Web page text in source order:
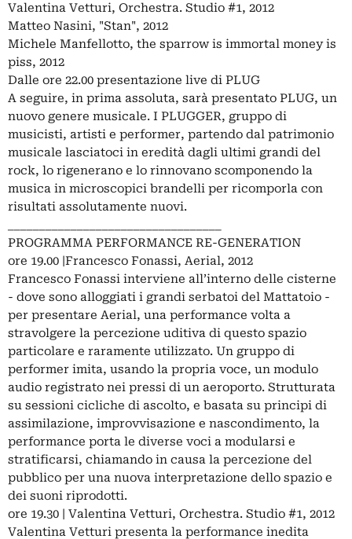
Valentina Vetturi, Orchestra. Studio #1, 2012
Matteo Nasini, "Stan", 2012
Michele Manfellotto, the sparrow is immortal money is
piss, 2012
Dalle ore 22.00 presentazione live di PLUG
A seguire, in prima assoluta, sarà presentato PLUG, un
nuovo genere musicale. I PLUGGER, gruppo di
musicisti, artisti e performer, partendo dal patrimonio
musicale lasciatoci in eredità dagli ultimi grandi del
rock, lo rigenerano e lo rinnovano scomponendo la
musica in microscopici brandelli per ricomporla con
risultati assolutamente nuovi.
PROGRAMMA PERFORMANCE RE-GENERATION
ore 19.00 |Francesco Fonassi, Aerial, 2012
Francesco Fonassi interviene all’interno delle cisterne
- dove sono alloggiati i grandi serbatoi del Mattatoio -
per presentare Aerial, una performance volta a
stravolgere la percezione uditiva di questo spazio
particolare e raramente utilizzato. Un gruppo di
performer imita, usando la propria voce, un modulo
audio registrato nei pressi di un aeroporto. Strutturata
su sessioni cicliche di ascolto, e basata su principi di
assimilazione, improvvisazione e nascondimento, la
performance porta le diverse voci a modularsi e
stratificarsi, chiamando in causa la percezione del
pubblico per una nuova interpretazione dello spazio e
dei suoni riprodotti.
ore 19.30 | Valentina Vetturi, Orchestra. Studio #1, 2012
Valentina Vetturi presenta la performance inedita